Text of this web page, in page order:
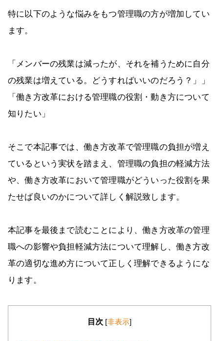
特に以下のような悩みをもつ管理職の方が増加してい
ます。
「メンバーの残業は減ったが、それを補うために自分
の残業は増えている。どうすればいいのだろう？」」
「働き方改革における管理職の役割・動き方について
知りたい」
そこで本記事では、働き方改革で管理職の負担が増え
ているという実状を踏まえ、管理職の負担の軽減方法
や、働き方改革において管理職がどういった役割を果
たせば良いのかについて詳しく解説致します。
本記事を最後まで読むことにより、働き方改革の管理
職への影響や負担軽減方法について理解し、働き方改
革の適切な進め方について正しく理解できるようにな
ります。
目次 [非表示]